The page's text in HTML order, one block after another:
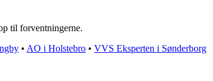
til forventningerne.
• AO i Holstebro • VVS Eksperten i Sønderborg